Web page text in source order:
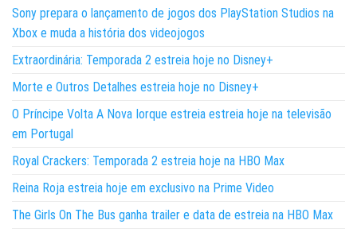
Sony prepara o lançamento de jogos dos PlayStation Studios na
Xbox e muda a história dos videojogos
Extraordinária: Temporada 2 estreia hoje no Disney+
Morte e Outros Detalhes estreia hoje no Disney+
O Príncipe Volta A Nova Iorque estreia estreia hoje na televisão
em Portugal
Royal Crackers: Temporada 2 estreia hoje na HBO Max
Reina Roja estreia hoje em exclusivo na Prime Video
The Girls On The Bus ganha trailer e data de estreia na HBO Max